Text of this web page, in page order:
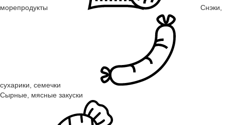
морепродукты Снэки,
сухарики, семечки
Сырные, мясные закуски